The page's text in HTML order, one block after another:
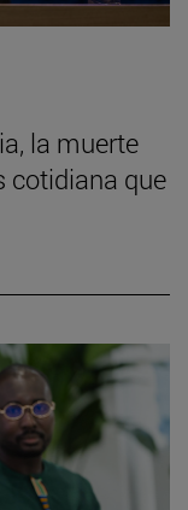
la muerte
cotidiana que